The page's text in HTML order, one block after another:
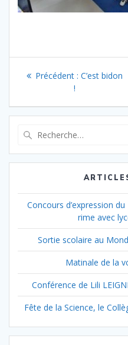
Navigation
l’article
Précédent : Article
C’est bidon
!
Concours d’expression
rime avec
Sortie scolaire au
Matinale de la
Conférence de Lili
Fête de la Science, le